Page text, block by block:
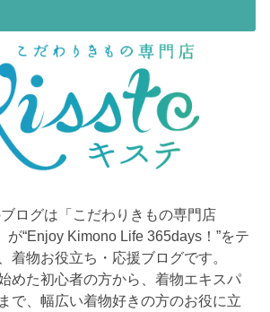
ログは「こだわりきもの専門店
が“Enjoy Kimono Life 365days！”をテ
着物お役立ち・応援ブログです。
めた初心者の方から、着物エキスパ
で、幅広い着物好きの方のお役に立